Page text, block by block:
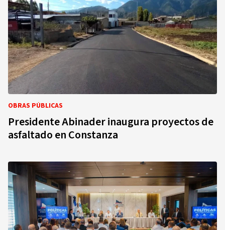
OBRAS PÚBLICAS
Presidente Abinader inaugura proyectos de
asfaltado en Constanza